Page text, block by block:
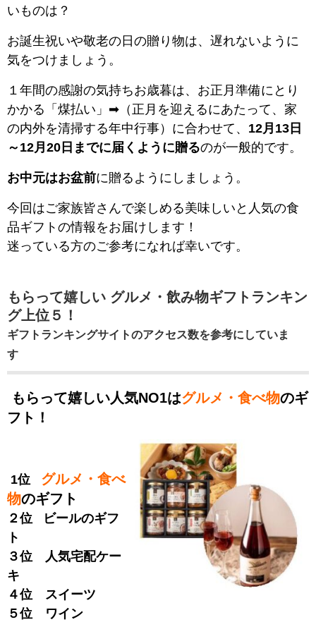
いものは？
お誕生祝いや敬老の日の贈り物は、遅れないように
気をつけましょう。
１年間の感謝の気持ちお歳暮は、お正月準備にとり
かかる「煤払い」➡（正月を迎えるにあたって、家
の内外を清掃する年中行事）に合わせて、 12月13日
～12月20日までに届くように贈るのが一般的です。
お中元はお盆前に贈るようにしましょう。
今回はご家族皆さんで楽しめる美味しいと人気の食
品ギフトの情報をお届けします！
迷っている方のご参考になれば幸いです。
もらって嬉しい グルメ・飲み物ギフトランキン
グ上位５！
ギフトランキングサイトのアクセス数を参考にしていま
す
もらって嬉しい人気NO1はグルメ・食べ物のギ
フト！
1位 グルメ・食べ
物のギフト
２位 ビールのギフ
ト
３位 人気宅配ケー
キ
４位 スイーツ
５位 ワイン